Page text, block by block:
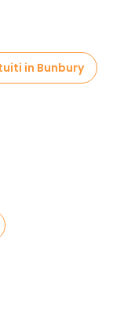
in Bunbury